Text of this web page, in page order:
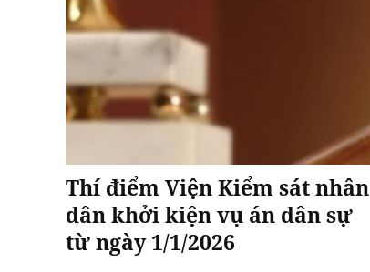
Thí điểm Viện Kiểm sát nhân
dân khởi kiện vụ án dân sự
từ ngày 1/1/2026